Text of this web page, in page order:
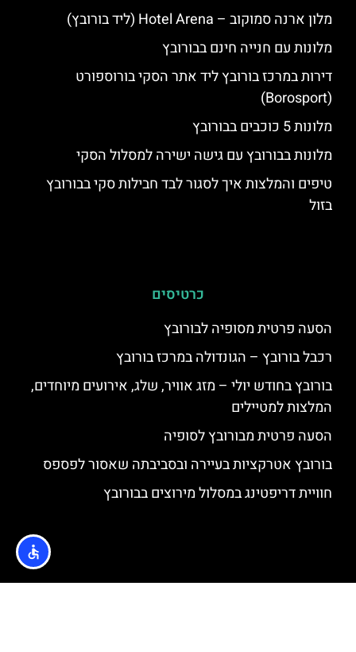
מלון ארנה סמוקוב – Hotel Arena (ליד בורובץ)
מלונות עם חנייה חינם בבורובץ
דירות במרכז בורובץ ליד אתר הסקי בורוספורט
(Borosport)
מלונות 5 כוכבים בבורובץ
מלונות בבורובץ עם גישה ישירה למסלול הסקי
טיפים והמלצות איך לסגור לבד חבילות סקי בבורובץ
בזול
כרטיסים
הסעה פרטית מסופיה לבורובץ
רכבל בורובץ – הגונדולה במרכז בורובץ
בורובץ בחודש יולי – מזג אוויר, שלג, אירועים מיוחדים,
המלצות למטיילים
הסעה פרטית מבורובץ לסופיה
בורובץ אטרקציות בעיירה ובסביבתה שאסור לפספס
חוויית דריפטינג במסלול מירוצים בבורובץ